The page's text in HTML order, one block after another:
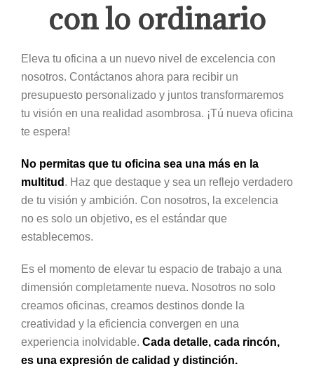
con lo ordinario
Eleva tu oficina a un nuevo nivel de excelencia con
nosotros. Contáctanos ahora para recibir un
presupuesto personalizado y juntos transformaremos
tu visión en una realidad asombrosa. ¡Tú nueva oficina
te espera!
No permitas que tu oficina sea una más en la
multitud . Haz que destaque y sea un reflejo verdadero
de tu visión y ambición. Con nosotros, la excelencia
no es solo un objetivo, es el estándar que
establecemos.
Es el momento de elevar tu espacio de trabajo a una
dimensión completamente nueva. Nosotros no solo
creamos oficinas, creamos destinos donde la
creatividad y la eficiencia convergen en una
experiencia inolvidable. Cada detalle, cada rincón,
es una expresión de calidad y distinción.